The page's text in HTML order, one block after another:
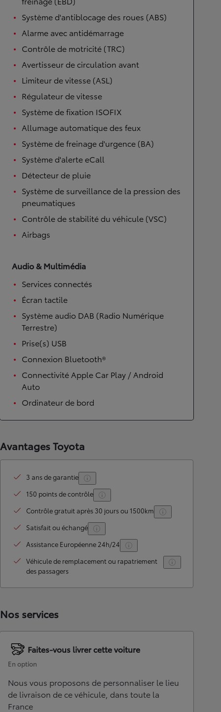
Système d'antiblocage des roues (ABS)
Alarme avec antidémarrage
Contrôle de motricité (TRC)
Avertisseur de circulation avant
Limiteur de vitesse (ASL)
Régulateur de vitesse
Système de fixation ISOFIX
Allumage automatique des feux
Système de freinage d'urgence (BA)
Système d'alerte eCall
Détecteur de pluie
Système de surveillance de la pression des
pneumatiques
Contrôle de stabilité du véhicule (VSC)
Airbags
Audio & Multimédia
Services connectés
Écran tactile
Système audio DAB (Radio Numérique
Terrestre)
Prise(s) USB
Connexion Bluetooth®
Connectivité Apple Car Play / Android
Auto
Ordinateur de bord
Avantages Toyota
3 ans de garantie
150 points de contrôle
Contrôle gratuit après 30 jours ou 1500km
Satisfait ou échangé
Assistance Européenne 24h/24
Véhicule de remplacement ou rapatriement
des passagers
Nos services
Faites-vous livrer cette voiture
En option
Nous vous proposons de personnaliser le lieu
de livraison de ce véhicule, dans toute la
France